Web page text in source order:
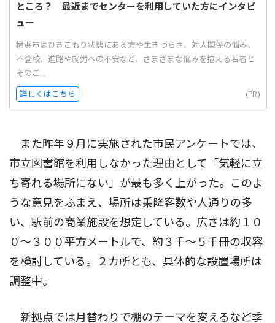
ところ？ 最近までセンターを利用していた方にインタビ
ュー
横浜市はひきこもり状態にある方や生きづらさ、対人関係の悩み、
不登校、進路や就労への不安など、さまざまな悩みを抱える若者と
そのご...
詳しくはこちら (PR)
また昨年９月に実施された市民アンケートでは、
市立図書館を利用しなかった理由として「気軽に立
ち寄れる場所にない」が最も多く上がった。このよ
うな意見をふまえ、場所は乗降客数や人通りの多
い、駅前の商業施設を想定している。広さは約１０
０〜３００平方メートルで、約３千〜５千冊の収容
を検討している。２カ所とも、具体的な設置場所は
調整中。
新拠点では月替わりで棚のテーマを変えるなど季